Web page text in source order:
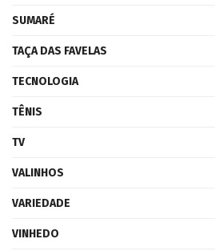
SUMARÉ
TAÇA DAS FAVELAS
TECNOLOGIA
TÊNIS
TV
VALINHOS
VARIEDADE
VINHEDO